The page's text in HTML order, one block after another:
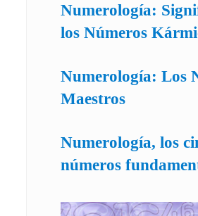
Numerología:
los Números
Numerología: Los
Maestros
Numerología, los
números